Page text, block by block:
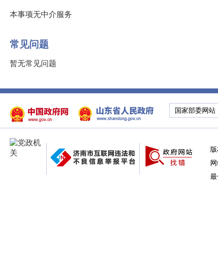
本事项无中介服务
常见问题
暂无常见问题
国家部委网站